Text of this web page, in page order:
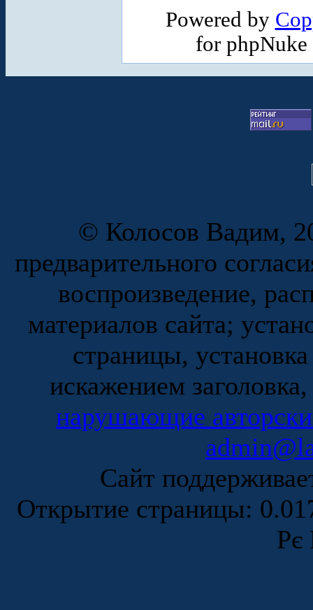
Powered by
for
© Колосов Вадим,
предварительного
воспроизведение,
материалов сайта;
страницы,
искажением
нарушающие
Сайт
Открытие страницы:
Рє